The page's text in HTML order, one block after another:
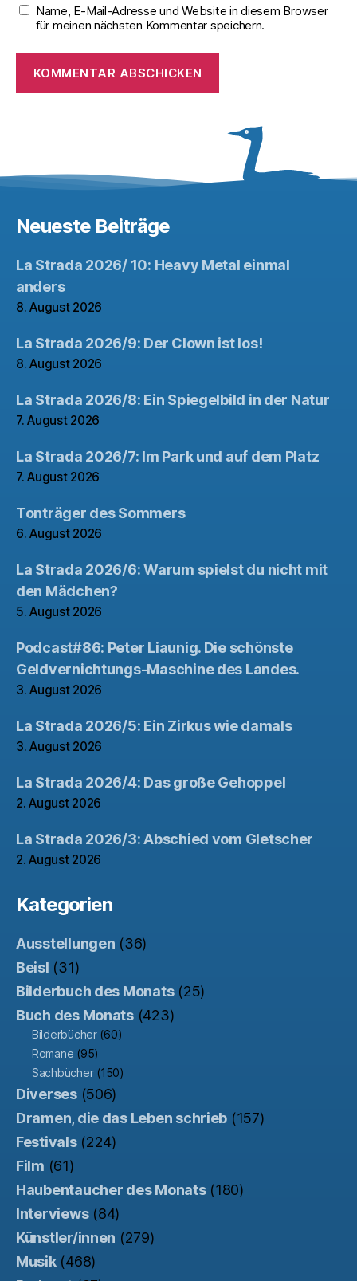
Name, E-Mail-Adresse und Website in diesem Browser
für meinen nächsten Kommentar speichern.
Neueste Beiträge
La Strada 2026/ 10: Heavy Metal einmal
anders
8. August 2026
La Strada 2026/9: Der Clown ist los!
8. August 2026
La Strada 2026/8: Ein Spiegelbild in der Natur
7. August 2026
La Strada 2026/7: Im Park und auf dem Platz
7. August 2026
Tonträger des Sommers
6. August 2026
La Strada 2026/6: Warum spielst du nicht mit
den Mädchen?
5. August 2026
Podcast#86: Peter Liaunig. Die schönste
Geldvernichtungs-Maschine des Landes.
3. August 2026
La Strada 2026/5: Ein Zirkus wie damals
3. August 2026
La Strada 2026/4: Das große Gehoppel
2. August 2026
La Strada 2026/3: Abschied vom Gletscher
2. August 2026
Kategorien
Ausstellungen (36)
Beisl (31)
Bilderbuch des Monats(25)
Buch des Monats(423)
Bilderbücher(60)
Romane (95)
Sachbücher(150)
Diverses(506)
Dramen, die das Leben schrieb (157)
Festivals(224)
Film (61)
Haubentaucher des Monats(180)
Interviews(84)
Künstler/innen (279)
Musik(468)